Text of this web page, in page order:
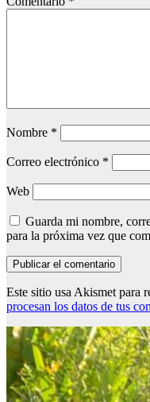
Nombre *
Correo electrónico *
Web
Guarda mi nombre,
para la próxima vez que
Este sitio usa Akismet para
procesan los datos de tus